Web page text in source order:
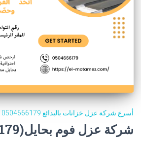
أسرع شركة عزل خزانات بالبدائع 0504666179
شركة عزل فوم بحايل(0504666179)